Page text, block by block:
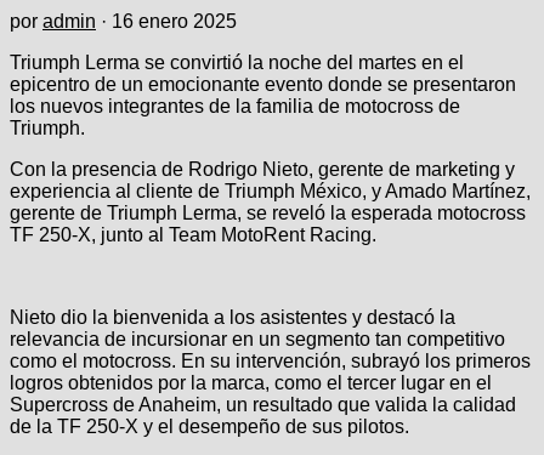
por admin · 16 enero 2025
Triumph Lerma se convirtió la noche del martes en el
epicentro de un emocionante evento donde se presentaron
los nuevos integrantes de la familia de motocross de
Triumph.
Con la presencia de Rodrigo Nieto, gerente de marketing y
experiencia al cliente de Triumph México, y Amado Martínez,
gerente de Triumph Lerma, se reveló la esperada motocross
TF 250-X, junto al Team MotoRent Racing.
Nieto dio la bienvenida a los asistentes y destacó la
relevancia de incursionar en un segmento tan competitivo
como el motocross. En su intervención, subrayó los primeros
logros obtenidos por la marca, como el tercer lugar en el
Supercross de Anaheim, un resultado que valida la calidad
de la TF 250-X y el desempeño de sus pilotos.